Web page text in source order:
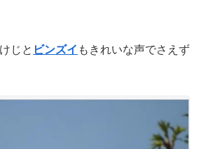
じと ビンズイ もきれいな声でさえず